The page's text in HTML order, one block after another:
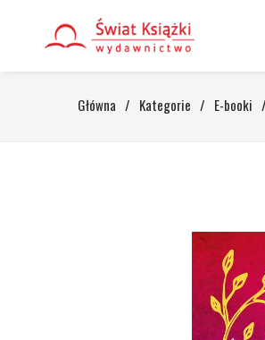
Główna / Kategorie / E-booki /